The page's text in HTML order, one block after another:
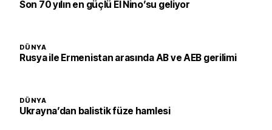
Son 70 yılın en güçlü El Nino’su geliyor
DÜNYA
Rusya ile Ermenistan arasında AB ve AEB gerilimi
DÜNYA
Ukrayna’dan balistik füze hamlesi